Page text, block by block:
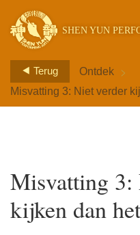
SHEN YUN
Terug Ontdek >
Misvatting 3: Niet verder
Misvatting 3:
kijken dan